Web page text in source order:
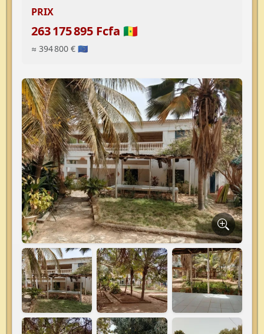
PRIX
263 175 895 Fcfa 🇸🇳
≈ 394 800 € 🇪🇺